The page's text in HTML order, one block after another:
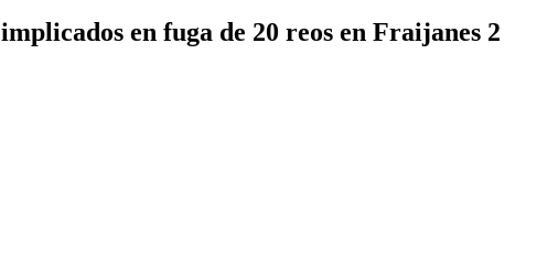
en fuga de 20 reos en Fraijanes 2